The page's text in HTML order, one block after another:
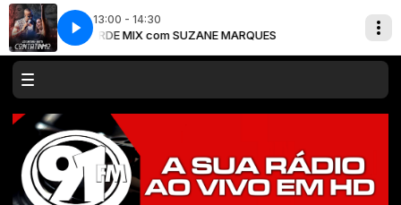
13:00 - 14:30
TARDE MIX com SUZANE MARQUES TARDE
Léo Santana, Anitta - Contatinho Léo
BALADÃO DJ com PRISCILA SAYONARA